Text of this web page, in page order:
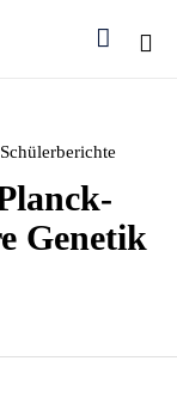

Genetik
Schülerberichte